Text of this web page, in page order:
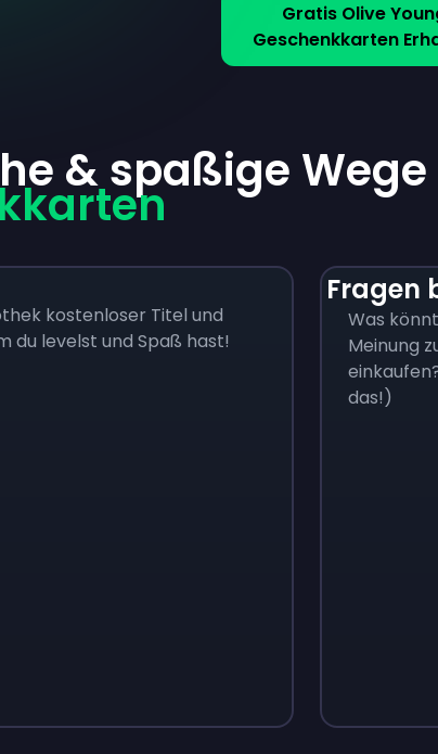
Gratis Olive
Geschenkkarten
& spaßige Wege
kostenloser Titel und
du levelst und Spaß hast!
Fragen
Was
Meinung
das!)